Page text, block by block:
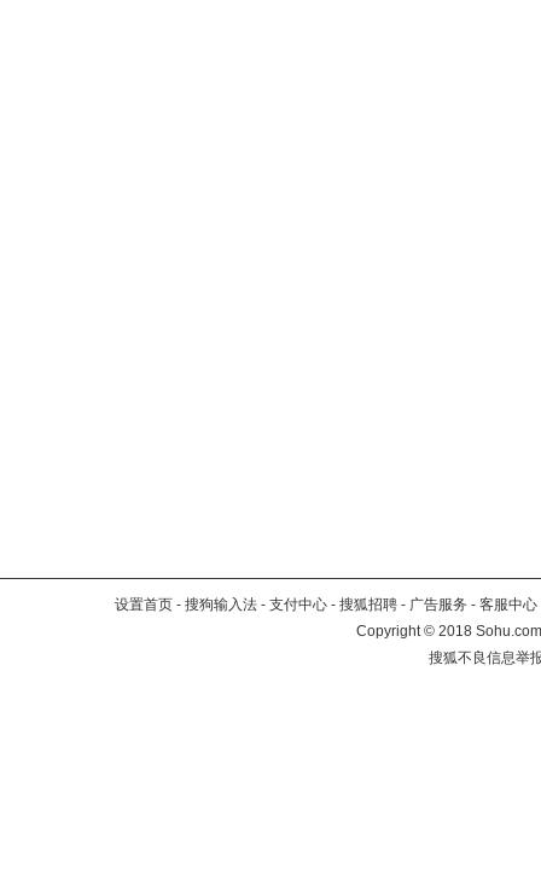
设置首页 - 搜狗输入法 - 支付中心 - 搜狐招聘 - 广告服务 - 客服中心
Copyright©2018
搜狐不良信息举